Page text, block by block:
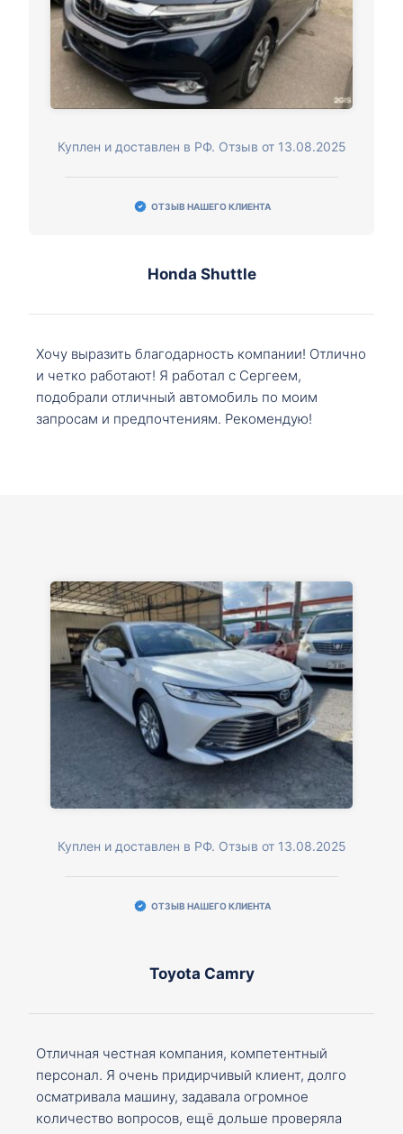
Куплен и доставлен в РФ. Отзыв от 13.08.2025
ОТЗЫВ НАШЕГО КЛИЕНТА
Honda Shuttle
Хочу выразить благодарность компании! Отлично
и четко работают! Я работал с Сергеем,
подобрали отличный автомобиль по моим
запросам и предпочтениям. Рекомендую!
Куплен и доставлен в РФ. Отзыв от 13.08.2025
ОТЗЫВ НАШЕГО КЛИЕНТА
Toyota Camry
Отличная честная компания, компетентный
персонал. Я очень придирчивый клиент, долго
осматривала машину, задавала огромное
количество вопросов, ещё дольше проверяла